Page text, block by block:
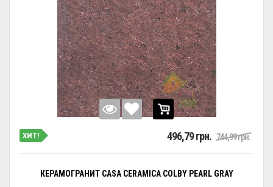
ХИТ! 496,79 грн. 744,99 грн.
КЕРАМОГРАНИТ CASA CERAMICA COLBY PEARL GRAY